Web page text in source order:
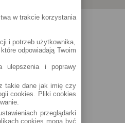
w trakcie korzystania
i potrzeb użytkownika,
odpowiadają Twoim
ulepszenia i poprawy
takie dane jak imię czy
cookies. Pliki cookies
przeglądarki
cookies mogą być